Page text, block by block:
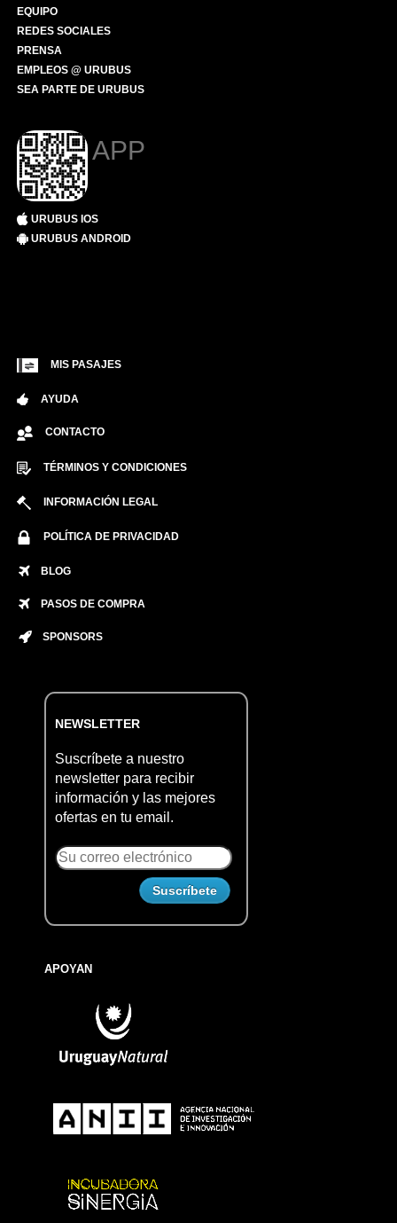
EQUIPO
REDES SOCIALES
PRENSA
EMPLEOS @ URUBUS
SEA PARTE DE URUBUS
APP
URUBUS IOS
URUBUS ANDROID
MIS PASAJES
AYUDA
CONTACTO
TÉRMINOS Y CONDICIONES
INFORMACIÓN LEGAL
POLÍTICA DE PRIVACIDAD
BLOG
PASOS DE COMPRA
SPONSORS
NEWSLETTER
Suscríbete a nuestro
newsletter para recibir
información y las mejores
ofertas en tu email.
APOYAN